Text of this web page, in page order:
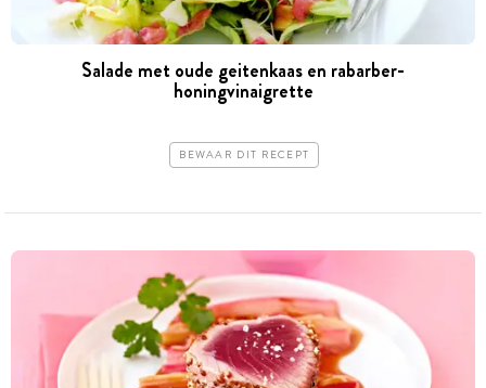
Salade met oude geitenkaas en rabarber-
honingvinaigrette
BEWAAR DIT RECEPT